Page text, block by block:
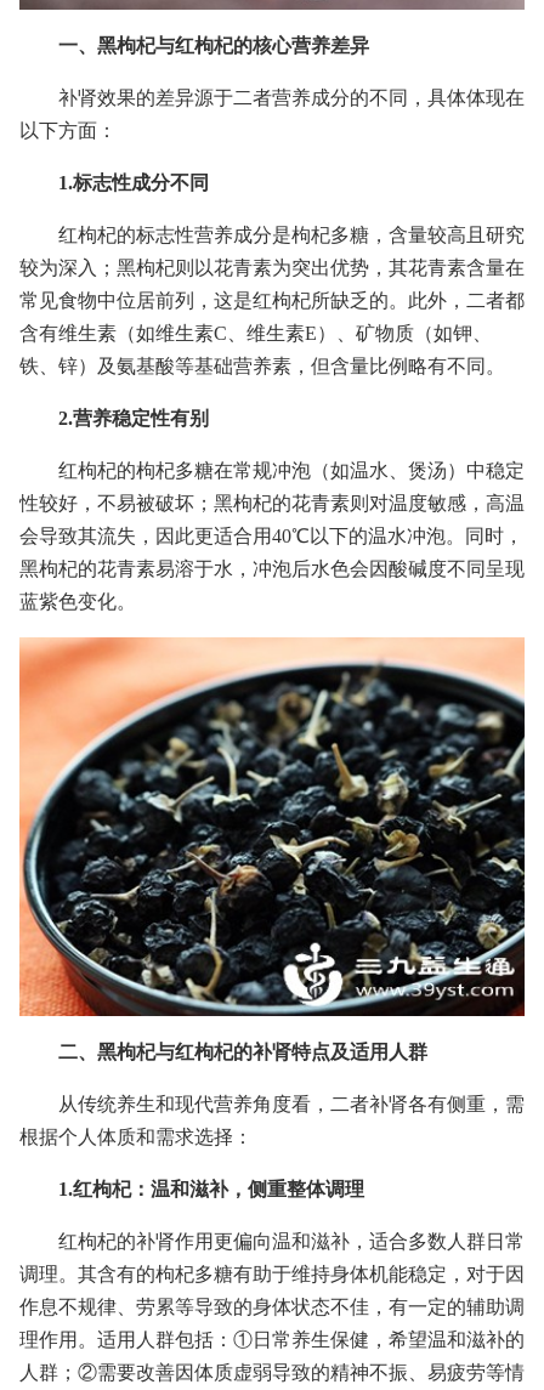
一、黑枸杞与红枸杞的核心营养差异
补肾效果的差异源于二者营养成分的不同，具体体现在
以下方面：
1.标志性成分不同
红枸杞的标志性营养成分是枸杞多糖，含量较高且研究
较为深入；黑枸杞则以花青素为突出优势，其花青素含量在
常见食物中位居前列，这是红枸杞所缺乏的。此外，二者都
含有维生素（如维生素C、维生素E）、矿物质（如钾、
铁、锌）及氨基酸等基础营养素，但含量比例略有不同。
2.营养稳定性有别
红枸杞的枸杞多糖在常规冲泡（如温水、煲汤）中稳定
性较好，不易被破坏；黑枸杞的花青素则对温度敏感，高温
会导致其流失，因此更适合用40℃以下的温水冲泡。同时，
黑枸杞的花青素易溶于水，冲泡后水色会因酸碱度不同呈现
蓝紫色变化。
二、黑枸杞与红枸杞的补肾特点及适用人群
从传统养生和现代营养角度看，二者补肾各有侧重，需
根据个人体质和需求选择：
1.红枸杞：温和滋补，侧重整体调理
红枸杞的补肾作用更偏向温和滋补，适合多数人群日常
调理。其含有的枸杞多糖有助于维持身体机能稳定，对于因
作息不规律、劳累等导致的身体状态不佳，有一定的辅助调
理作用。适用人群包括：①日常养生保健，希望温和滋补的
人群；②需要改善因体质虚弱导致的精神不振、易疲劳等情